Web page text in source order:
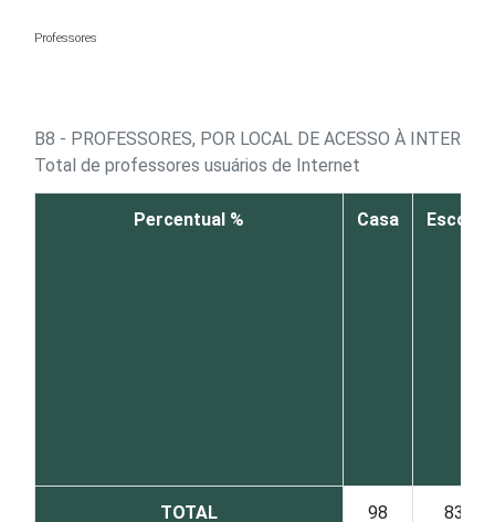
Professores
B8 - PROFESSORES, POR LOCAL DE ACESSO À INTERNET
Total de professores usuários de Internet
Percentual % Casa Escola
TOTAL 98 83